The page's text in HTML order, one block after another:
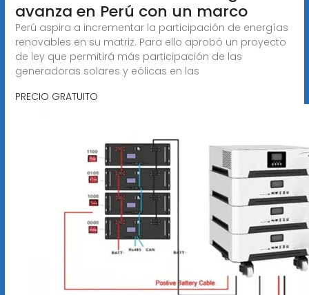
avanza en Perú con un marco
Perú aspira a incrementar la participación de energías
renovables en su matriz. Para ello aprobó un proyecto
de ley que permitirá más participación de las
generadoras solares y eólicas en las
PRECIO GRATUITO